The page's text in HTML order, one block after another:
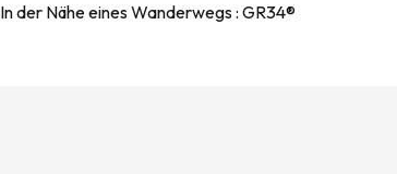
In der Nähe eines Wanderwegs : GR34®